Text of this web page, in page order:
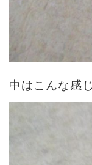
中はこんな感